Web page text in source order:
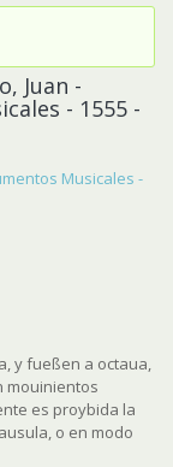
Juan -
- 1555 -
Musicales -
y fueßen a octaua,
mouinientos
es proybida la
o en modo